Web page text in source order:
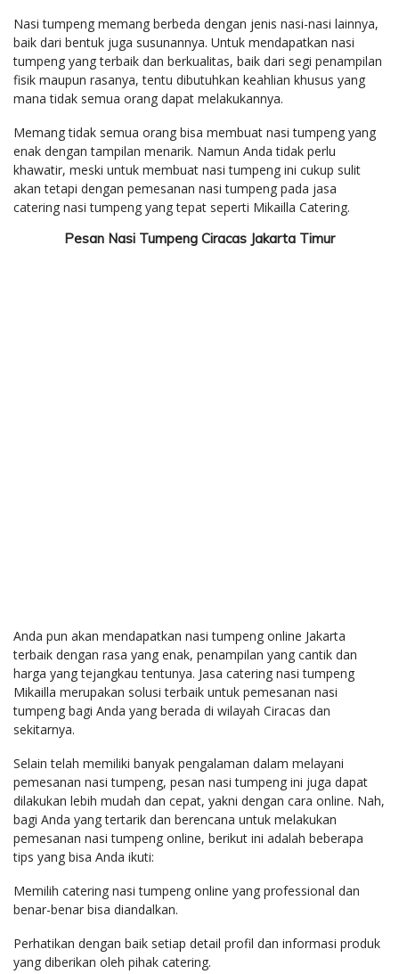
Nasi tumpeng memang berbeda dengan jenis nasi-nasi lainnya,
baik dari bentuk juga susunannya. Untuk mendapatkan nasi
tumpeng yang terbaik dan berkualitas, baik dari segi penampilan
fisik maupun rasanya, tentu dibutuhkan keahlian khusus yang
mana tidak semua orang dapat melakukannya.
Memang tidak semua orang bisa membuat nasi tumpeng yang
enak dengan tampilan menarik. Namun Anda tidak perlu
khawatir, meski untuk membuat nasi tumpeng ini cukup sulit
akan tetapi dengan pemesanan nasi tumpeng pada jasa
catering nasi tumpeng yang tepat seperti Mikailla Catering.
Pesan Nasi Tumpeng Ciracas Jakarta Timur
Anda pun akan mendapatkan nasi tumpeng online Jakarta
terbaik dengan rasa yang enak, penampilan yang cantik dan
harga yang tejangkau tentunya. Jasa catering nasi tumpeng
Mikailla merupakan solusi terbaik untuk pemesanan nasi
tumpeng bagi Anda yang berada di wilayah Ciracas dan
sekitarnya.
Selain telah memiliki banyak pengalaman dalam melayani
pemesanan nasi tumpeng, pesan nasi tumpeng ini juga dapat
dilakukan lebih mudah dan cepat, yakni dengan cara online. Nah,
bagi Anda yang tertarik dan berencana untuk melakukan
pemesanan nasi tumpeng online, berikut ini adalah beberapa
tips yang bisa Anda ikuti:
Memilih catering nasi tumpeng online yang professional dan
benar-benar bisa diandalkan.
Perhatikan dengan baik setiap detail profil dan informasi produk
yang diberikan oleh pihak catering.